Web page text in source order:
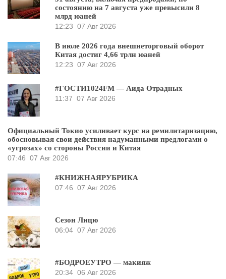
состоянию на 7 августа уже превысили 8
млрд юаней
12:23 07 Авг 2026
В июле 2026 года внешнеторговый оборот
Китая достиг 4,66 трлн юаней
12:23 07 Авг 2026
#ГОСТИ1024FM — Аида Отрадных
11:37 07 Авг 2026
Официальный Токио усиливает курс на ремилитаризацию,
обосновывая свои действия надуманными предлогами о
«угрозах» со стороны России и Китая
07:46 07 Авг 2026
#КНИЖНАЯРУБРИКА
07:46 07 Авг 2026
Сезон Лицю
06:04 07 Авг 2026
#БОДРОЕУТРО — макияж
20:34 06 Авг 2026